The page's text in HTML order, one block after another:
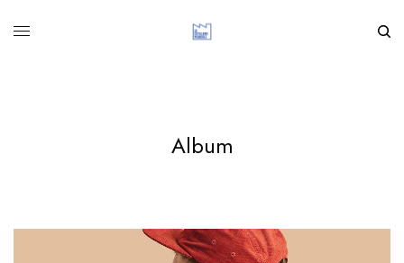
Album